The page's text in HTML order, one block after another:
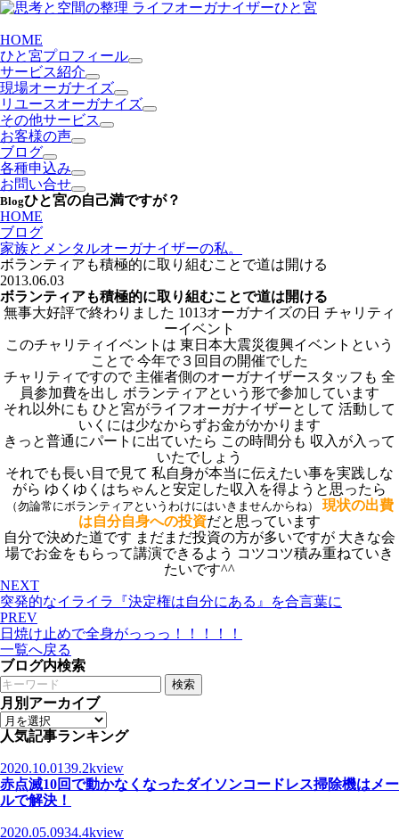
HOME
ひと宮プロフィール
サービス紹介
現場オーガナイズ
リユースオーガナイズ
その他サービス
お客様の声
ブログ
各種申込み
お問い合せ
Blogひと宮の自己満ですが？
HOME
ブログ
家族とメンタルオーガナイザーの私。
ボランティアも積極的に取り組むことで道は開ける
2013.06.03
ボランティアも積極的に取り組むことで道は開ける
無事大好評で終わりました 1013オーガナイズの日 チャリティ
ーイベント
このチャリティイベントは 東日本大震災復興イベントという
ことで 今年で３回目の開催でした
チャリティですので 主催者側のオーガナイザースタッフも 全
員参加費を出し ボランティアという形で参加しています
それ以外にも ひと宮がライフオーガナイザーとして 活動して
いくには少なからずお金がかかります
きっと普通にパートに出ていたら この時間分も 収入が入って
いたでしょう
それでも長い目で見て 私自身が本当に伝えたい事を実践しな
がら ゆくゆくはちゃんと安定した収入を得ようと思ったら
（勿論常にボランティアというわけにはいきませんからね）
現状の出費
は自分自身への投資だと思っています
自分で決めた道です まだまだ投資の方が多いですが 大きな会
場でお金をもらって講演できるよう コツコツ積み重ねていき
たいです^^
NEXT
突発的なイライラ『決定権は自分にある』を合言葉に
PREV
日焼け止めで全身がっっっ！！！！！
一覧へ戻る
ブログ内検索
検索
月別アーカイブ
人気記事ランキング
2020.10.0139.2kview
赤点滅10回で動かなくなったダイソンコードレス掃除機はメー
ルで解決！
2020.05.0934.4kview